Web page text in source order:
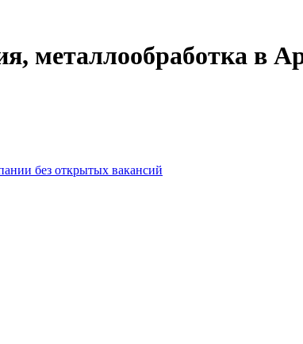
металлообработка в
без открытых вакансий